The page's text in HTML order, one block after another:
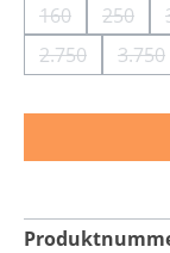
160(Diese250
2.750(Diese3.750